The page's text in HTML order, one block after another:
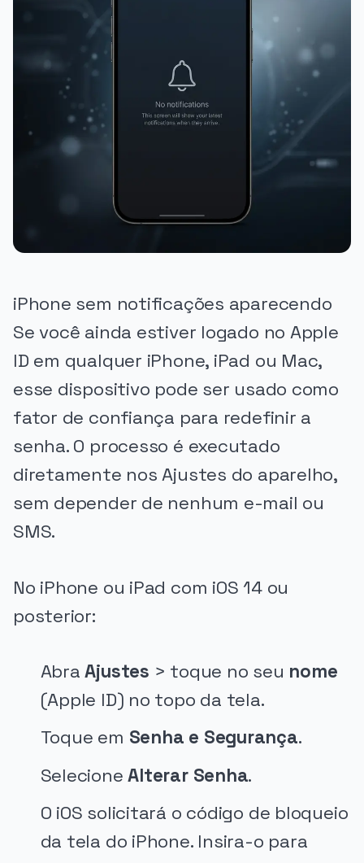
iPhone sem notificações aparecendo
Se você ainda estiver logado no Apple
ID em qualquer iPhone, iPad ou Mac,
esse dispositivo pode ser usado como
fator de confiança para redefinir a
senha. O processo é executado
diretamente nos Ajustes do aparelho,
sem depender de nenhum e-mail ou
SMS.
No iPhone ou iPad com iOS 14 ou
posterior:
AbraAjustes > toque no seu nome
(Apple ID) no topo da tela.
Toque em Senha e Segurança.
SelecioneAlterar Senha.
O iOS solicitará o código de bloqueio
da tela do iPhone. Insira-o para